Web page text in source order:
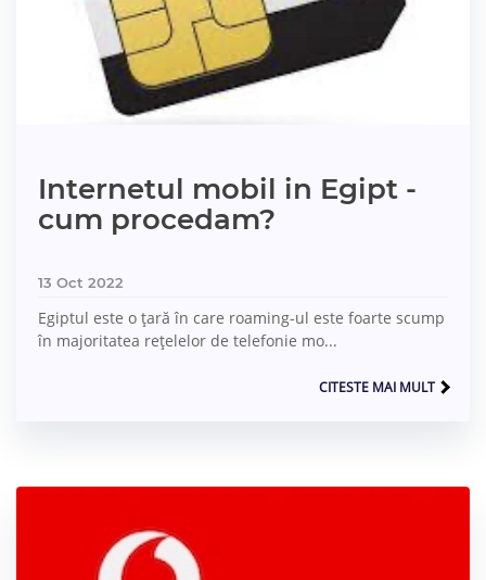
Internetul mobil in Egipt -
cum procedam?
13 Oct 2022
Egiptul este o țară în care roaming-ul este foarte scump
în majoritatea rețelelor de telefonie mo...
CITESTE MAI MULT